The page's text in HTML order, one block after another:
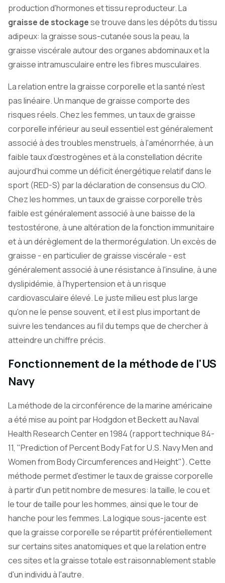
production d'hormones et tissu reproducteur. La
graisse de stockagese trouve dans les dépôts du tissu
adipeux: la graisse sous-cutanée sous la peau, la
graisse viscérale autour des organes abdominaux et la
graisse intramusculaire entre les fibres musculaires.
La relation entre la graisse corporelle et la santé n'est
pas linéaire. Un manque de graisse comporte des
risques réels. Chez les femmes, un taux de graisse
corporelle inférieur au seuil essentiel est généralement
associé à des troubles menstruels, à l'aménorrhée, à un
faible taux d'œstrogènes et à la constellation décrite
aujourd'hui comme un déficit énergétique relatif dans le
sport (RED-S) par la déclaration de consensus du CIO.
Chez les hommes, un taux de graisse corporelle très
faible est généralement associé à une baisse de la
testostérone, à une altération de la fonction immunitaire
et à un dérèglement de la thermorégulation. Un excès de
graisse - en particulier de graisse viscérale - est
généralement associé à une résistance à l'insuline, à une
dyslipidémie, à l'hypertension et à un risque
cardiovasculaire élevé. Le juste milieu est plus large
qu'on ne le pense souvent, et il est plus important de
suivre les tendances au fil du temps que de chercher à
atteindre un chiffre précis.
Fonctionnement de la méthode de l'US
Navy
La méthode de la circonférence de la marine américaine
a été mise au point par Hodgdon et Beckett au Naval
Health Research Center en 1984 (rapport technique 84-
11, "Prediction of Percent Body Fat for U.S. Navy Men and
Women from Body Circumferences and Height"). Cette
méthode permet d'estimer le taux de graisse corporelle
à partir d'un petit nombre de mesures: la taille, le cou et
le tour de taille pour les hommes, ainsi que le tour de
hanche pour les femmes. La logique sous-jacente est
que la graisse corporelle se répartit préférentiellement
sur certains sites anatomiques et que la relation entre
ces sites et la graisse totale est raisonnablement stable
d'un individu à l'autre.